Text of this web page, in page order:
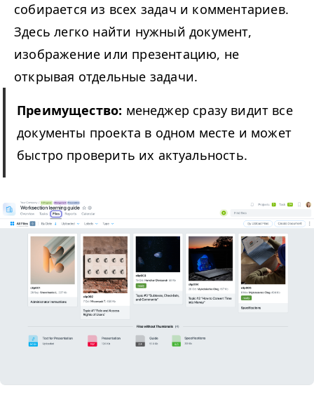
собирается из всех задач и комментариев.
Здесь легко найти нужный документ,
изображение или презентацию, не
открывая отдельные задачи.
Преимущество: менеджер сразу видит все
документы проекта в одном месте и может
быстро проверить их актуальность.